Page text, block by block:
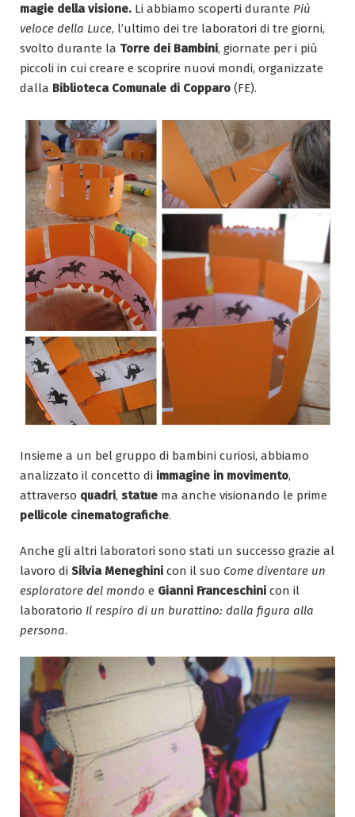
magie della visione. Li abbiamo scoperti durante Più
veloce della Luce, l’ultimo dei tre laboratori di tre giorni,
svolto durante la Torre dei Bambini, giornate per i più
piccoli in cui creare e scoprire nuovi mondi, organizzate
dalla Biblioteca Comunale di Copparo (FE).
Insieme a un bel gruppo di bambini curiosi, abbiamo
analizzato il concetto di immagine in movimento,
attraverso quadri, statue ma anche visionando le prime
pellicole cinematografiche.
Anche gli altri laboratori sono stati un successo grazie al
lavoro di Silvia Meneghini con il suo Come diventare un
esploratore del mondo e Gianni Franceschini con il
laboratorio Il respiro di un burattino: dalla figura alla
persona.